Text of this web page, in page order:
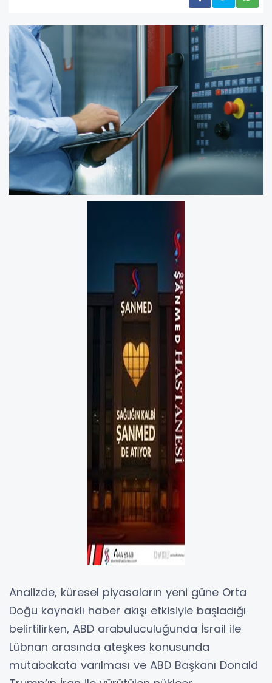
Analizde, küresel piyasaların yeni güne Orta
Doğu kaynaklı haber akışı etkisiyle başladığı
belirtilirken, ABD arabuluculuğunda İsrail ile
Lübnan arasında ateşkes konusunda
mutabakata varılması ve ABD Başkanı Donald